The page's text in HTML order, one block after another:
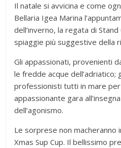
Il natale si avvicina e come
Bellaria Igea Marina
dell’inverno, la regata di
spiaggie più suggestive della
Gli appassionati, provenienti
le fredde acque dell’adriatico;
professionisti tutti in mare
appassionante gara
dell’agonismo.
Le sorprese non macheranno
Xmas Sup Cup. Il bellissimo